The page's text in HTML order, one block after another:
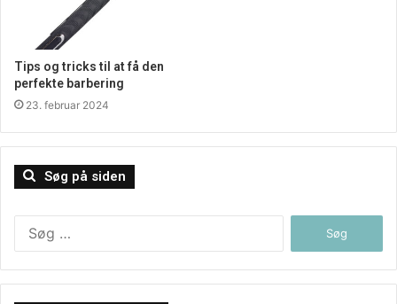
Tips og tricks til at få den
perfekte barbering
23. februar 2024
Søg på siden